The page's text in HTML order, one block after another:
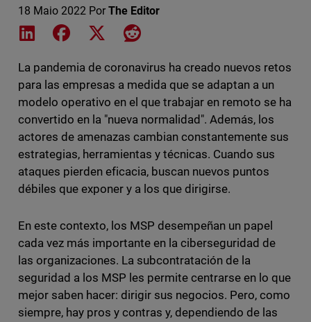
18 Maio 2022 Por The Editor
Share on LinkedIn
Share on Facebook
Share on XShare on Reddit
La pandemia de coronavirus ha creado nuevos retos
para las empresas a medida que se adaptan a un
modelo operativo en el que trabajar en remoto se ha
convertido en la "nueva normalidad". Además, los
actores de amenazas cambian constantemente sus
estrategias, herramientas y técnicas. Cuando sus
ataques pierden eficacia, buscan nuevos puntos
débiles que exponer y a los que dirigirse.
En este contexto, los MSP desempeñan un papel
cada vez más importante en la ciberseguridad de
las organizaciones. La subcontratación de la
seguridad a los MSP les permite centrarse en lo que
mejor saben hacer: dirigir sus negocios. Pero, como
siempre, hay pros y contras y, dependiendo de las